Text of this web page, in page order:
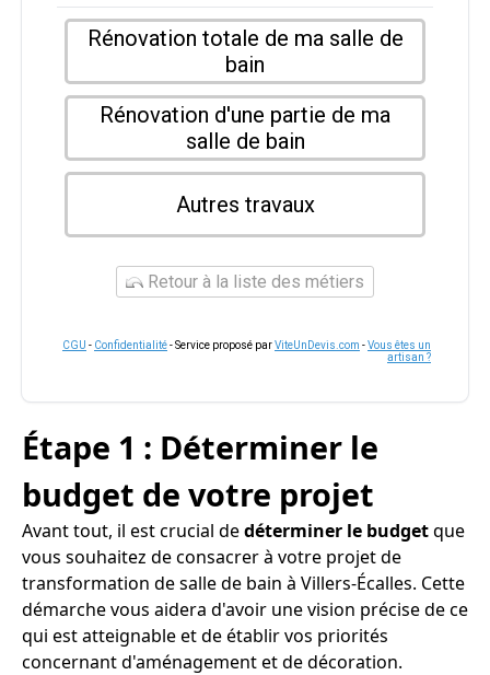
Rénovation totale de ma salle de
bain
Rénovation d'une partie de ma
salle de bain
Autres travaux
Retour à la liste des métiers
CGU - Confidentialité- Service proposé parViteUnDevis.com -Vous êtes un
artisan ?
Étape 1 : Déterminer le
budget de votre projet
Avant tout, il est crucial dedéterminer le budgetque
vous souhaitez de consacrer à votre projet de
transformation de salle de bain à Villers-Écalles. Cette
démarche vous aidera d'avoir une vision précise de ce
qui est atteignable et de établir vos priorités
concernant d'aménagement et de décoration.